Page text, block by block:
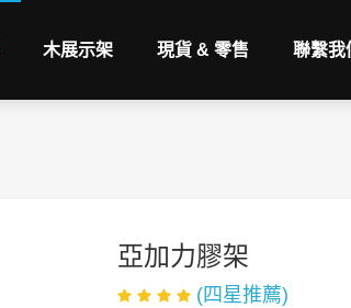
木展示架 現貨 & 零售 聯繫我
亞加力膠架
(四星推薦)